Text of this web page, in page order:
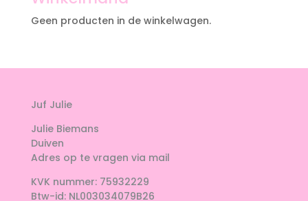
Geen producten in de winkelwagen.
Juf Julie
Julie Biemans
Duiven
Adres op te vragen via mail
KVK nummer: 75932229
Btw-id: NL003034079B26